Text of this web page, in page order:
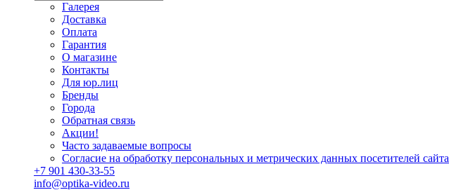
Галерея
Доставка
Оплата
Гарантия
О магазине
Контакты
Для юр.лиц
Бренды
Города
Обратная связь
Акции!
Часто задаваемые вопросы
Согласие на обработку персональных и метрических данных посетителей сайта
+7 901 430-33-55
info@optika-video.ru